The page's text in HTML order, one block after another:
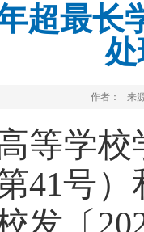
超最长
作者： 来
等学
41号）
发〔